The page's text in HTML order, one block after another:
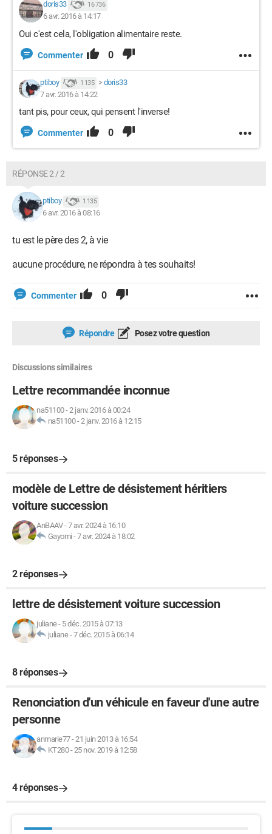
doris33 16 736
6 avr. 2016 à 14:17
Oui c'est cela, l'obligation alimentaire reste.
Commenter 0
ptiboy 1 135 > doris33
7 avr. 2016 à 14:22
tant pis, pour ceux, qui pensent l'inverse!
Commenter 0
RÉPONSE 2 / 2
ptiboy 1 135
6 avr. 2016 à 08:16
tu est le père des 2, à vie
aucune procédure, ne répondra à tes souhaits!
Commenter 0
Répondre Posez votre question
Discussions similaires
Lettre recommandée inconnue
na51100-2 janv. 2016 à 00:24
na51100-2 janv. 2016 à 12:15
5 réponses
modèle de Lettre de désistement héritiers
voiture succession
AnBAAV-7 avr. 2024 à 16:10
Gayomi -7 avr. 2024 à 18:02
2 réponses
lettre de désistement voiture succession
juliane- 5 déc. 2015 à 07:13
juliane-7 déc. 2015 à 06:14
8 réponses
Renonciation d'un véhicule en faveur d'une autre
personne
anmarie77-21 juin 2013 à 16:54
KT280-25 nov. 2019 à 12:58
4 réponses